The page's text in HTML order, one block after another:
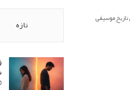
موسیقی
تازه